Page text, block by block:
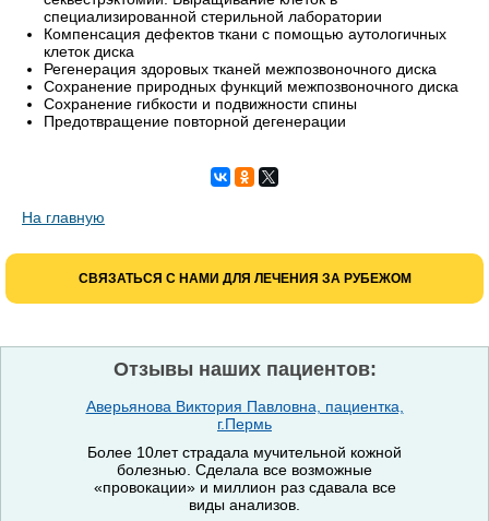
специализированной стерильной лаборатории
Компенсация дефектов ткани с помощью аутологичных
клеток диска
Регенерация здоровых тканей межпозвоночного диска
Сохранение природных функций межпозвоночного диска
Сохранение гибкости и подвижности спины
Предотвращение повторной дегенерации
На главную
СВЯЗАТЬСЯ С НАМИ ДЛЯ ЛЕЧЕНИЯ ЗА РУБЕЖОМ
Отзывы наших пациентов:
Аверьянова Виктория Павловна, пациентка,
г.Пермь
Более 10лет страдала мучительной кожной
болезнью. Сделала все возможные
«провокации» и миллион раз сдавала все
виды анализов.